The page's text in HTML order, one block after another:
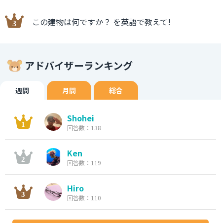
この建物は何ですか？ を英語で教えて!
アドバイザーランキング
週間 月間 総合
Shohei
回答数：138
Ken
回答数：119
Hiro
回答数：110